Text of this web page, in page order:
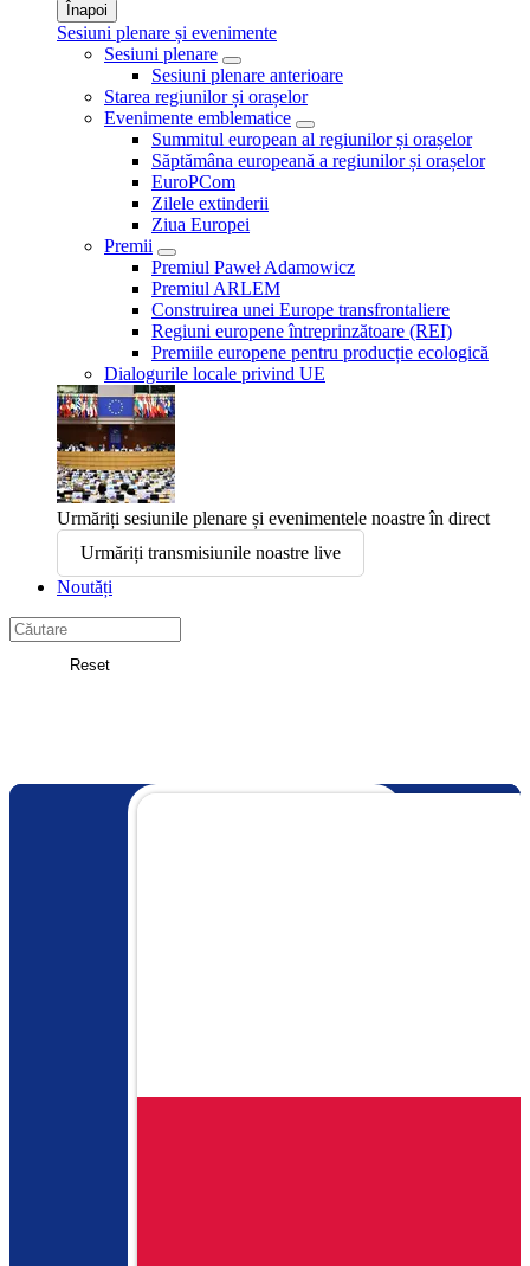
Înapoi
Sesiuni plenare și evenimente
Sesiuni plenare
Sesiuni plenare anterioare
Starea regiunilor și orașelor
Evenimente emblematice
Summitul european al regiunilor și orașelor
Săptămâna europeană a regiunilor și orașelor
EuroPCom
Zilele extinderii
Ziua Europei
Premii
Premiul Paweł Adamowicz
Premiul ARLEM
Construirea unei Europe transfrontaliere
Regiuni europene întreprinzătoare (REI)
Premiile europene pentru producție ecologică
Dialogurile locale privind UE
Urmăriți sesiunile plenare și evenimentele noastre în direct
Urmăriți transmisiunile noastre live
Noutăți
Search
in
ComitetulReset